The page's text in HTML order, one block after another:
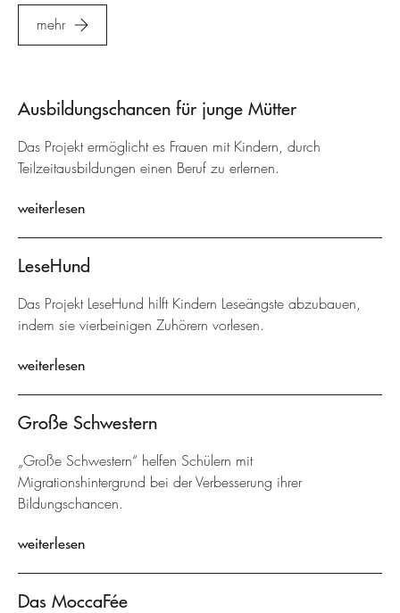
mehr
Ausbildungschancen für junge Mütter
Das Projekt ermöglicht es Frauen mit Kindern, durch
Teilzeitausbildungen einen Beruf zu erlernen.
weiterlesen
LeseHund
Das Projekt LeseHund hilft Kindern Leseängste abzubauen,
indem sie vierbeinigen Zuhörern vorlesen.
weiterlesen
Große Schwestern
„Große Schwestern“ helfen Schülern mit
Migrationshintergrund bei der Verbesserung ihrer
Bildungschancen.
weiterlesen
Das MoccaFée